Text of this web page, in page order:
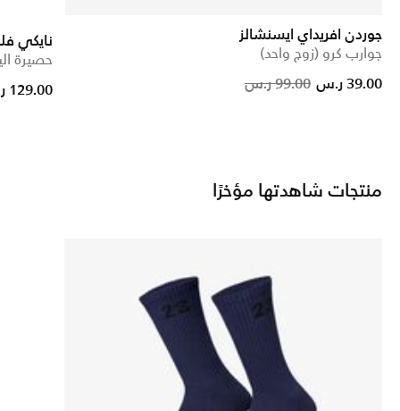
جوردن افريداي ايسنشالز
جوارب كرو (زوج واحد)
Price
99.00 ر.س 39.00 ر.س
نايكي
حصيرة
Price reduced from
to
129.00 ر.س
منتجات شاهدتها مؤخرًا